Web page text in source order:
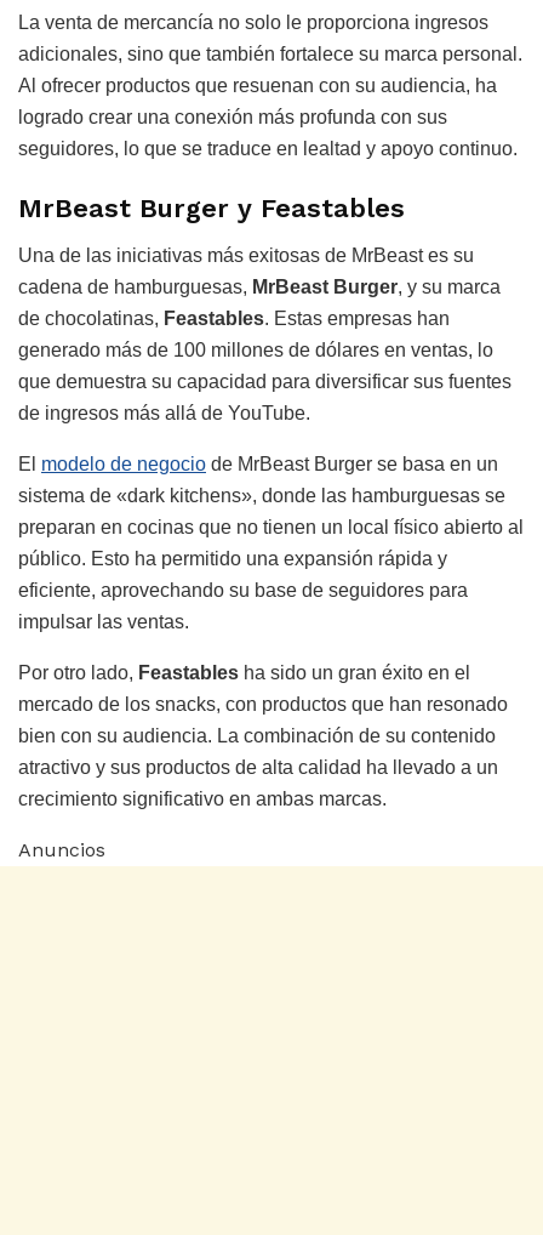
La venta de mercancía no solo le proporciona ingresos
adicionales, sino que también fortalece su marca personal.
Al ofrecer productos que resuenan con su audiencia, ha
logrado crear una conexión más profunda con sus
seguidores, lo que se traduce en lealtad y apoyo continuo.
MrBeast Burger y Feastables
Una de las iniciativas más exitosas de MrBeast es su
cadena de hamburguesas, MrBeast Burger, y su marca
de chocolatinas, Feastables. Estas empresas han
generado más de 100 millones de dólares en ventas, lo
que demuestra su capacidad para diversificar sus fuentes
de ingresos más allá de YouTube.
El modelo de negocio de MrBeast Burger se basa en un
sistema de «dark kitchens», donde las hamburguesas se
preparan en cocinas que no tienen un local físico abierto al
público. Esto ha permitido una expansión rápida y
eficiente, aprovechando su base de seguidores para
impulsar las ventas.
Por otro lado, Feastables ha sido un gran éxito en el
mercado de los snacks, con productos que han resonado
bien con su audiencia. La combinación de su contenido
atractivo y sus productos de alta calidad ha llevado a un
crecimiento significativo en ambas marcas.
Anuncios